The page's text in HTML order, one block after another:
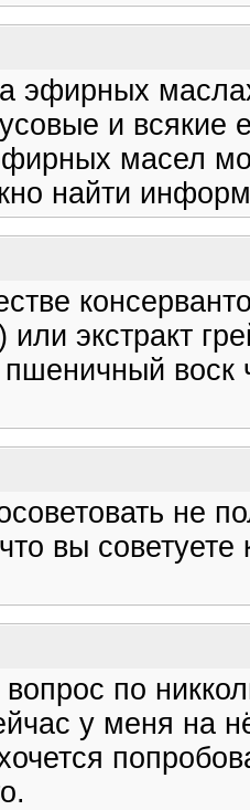
эфирных
и всякие
масел
найти
экстракт
пшеничный
не
вы
по
у меня на